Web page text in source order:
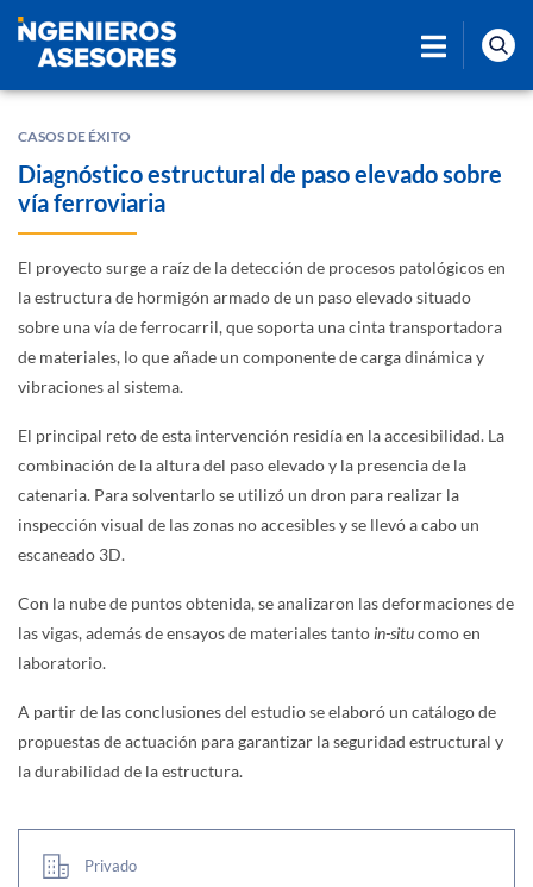
CASOS DE ÉXITO
Diagnóstico estructural de paso elevado sobre
vía ferroviaria
El proyecto surge a raíz de la detección de procesos patológicos en
la estructura de hormigón armado de un paso elevado situado
sobre una vía de ferrocarril, que soporta una cinta transportadora
de materiales, lo que añade un componente de carga dinámica y
vibraciones al sistema.
El principal reto de esta intervención residía en la accesibilidad. La
combinación de la altura del paso elevado y la presencia de la
catenaria. Para solventarlo se utilizó un dron para realizar la
inspección visual de las zonas no accesibles y se llevó a cabo un
escaneado 3D.
Con la nube de puntos obtenida, se analizaron las deformaciones de
las vigas, además de ensayos de materiales tantoin-situcomo en
laboratorio.
A partir de las conclusiones del estudio se elaboró un catálogo de
propuestas de actuación para garantizar la seguridad estructural y
la durabilidad de la estructura.
Privado